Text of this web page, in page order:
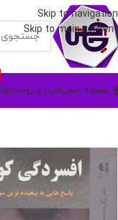
Skip to navigation
Skip to main content
صفحه اصلیاخبار و رویدادها